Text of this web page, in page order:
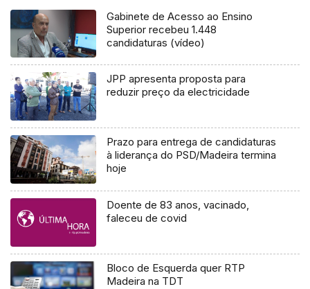
Gabinete de Acesso ao Ensino
Superior recebeu 1.448
candidaturas (vídeo)
JPP apresenta proposta para
reduzir preço da electricidade
Prazo para entrega de candidaturas
à liderança do PSD/Madeira termina
hoje
Doente de 83 anos, vacinado,
faleceu de covid
Bloco de Esquerda quer RTP
Madeira na TDT